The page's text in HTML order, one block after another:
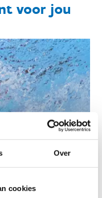
Over
cookies
voor jou